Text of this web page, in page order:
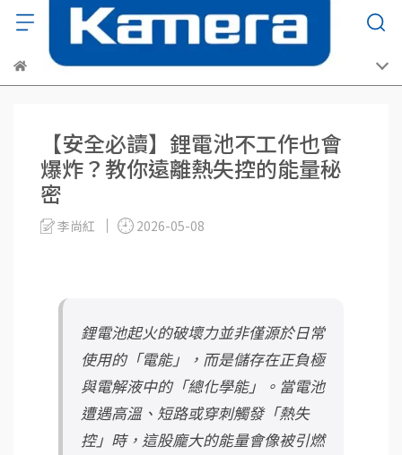
【安全必讀】鋰電池不工作也會
爆炸？教你遠離熱失控的能量秘
密
李尚紅 2026-05-08
鋰電池起火的破壞力並非僅源於日常
使用的「電能」，而是儲存在正負極
與電解液中的「總化學能」。當電池
遭遇高溫、短路或穿刺觸發「熱失
控」時，這股龐大的能量會像被引燃